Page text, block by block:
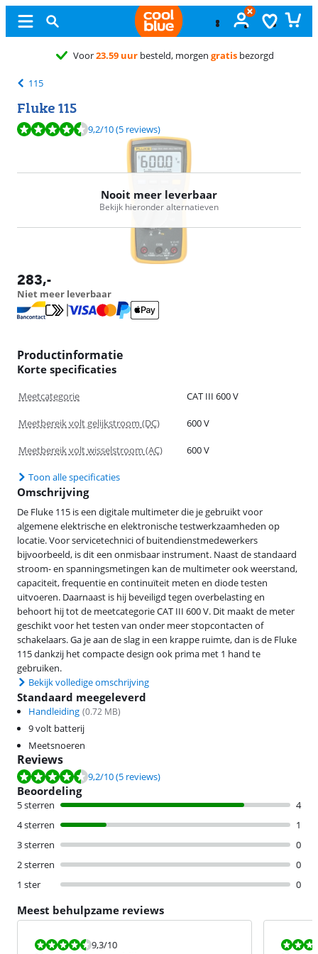
115
Fluke 115
Beoordeling is 9,2 van de 10, gebaseerd op 5 reviews.
9,2/10(5 reviews)
Nooit meer leverbaar
Bekijk hieronder alternatieven
283,-
Niet meer leverbaar
Productinformatie
Korte specificaties
Meetcategorie CAT III 600 V
Meetbereik volt gelijkstroom (DC) 600 V
Meetbereik volt wisselstroom (AC) 600 V
Toon alle specificaties
Omschrijving
De Fluke 115 is een digitale multimeter die je gebruikt voor
algemene elektrische en elektronische testwerkzaamheden op
locatie. Voor servicetechnici of buitendienstmedewerkers
bijvoorbeeld, is dit een onmisbaar instrument. Naast de standaard
stroom- en spanningsmetingen kan de multimeter ook weerstand,
capaciteit, frequentie en continuïteit meten en diode testen
uitvoeren. Daarnaast is hij beveiligd tegen overbelasting en
behoort hij tot de meetcategorie CAT III 600 V. Dit maakt de meter
geschikt voor het testen van onder meer stopcontacten of
schakelaars. Ga je aan de slag in een krappe ruimte, dan is de Fluke
115 dankzij het compacte design ook prima met 1 hand te
gebruiken.
Bekijk volledige omschrijving
Standaard meegeleverd
Handleiding (0.72 MB)
9 volt batterij
Meetsnoeren
Reviews
Beoordeling is 9,2 van de 10, gebaseerd op 5 reviews.
9,2/10(5 reviews)
Beoordeling
5 sterren
4
4 sterren
1
3 sterren
0
2 sterren
0
1 ster
0
Meest behulpzame reviews
Beoordeling is 9,3 van de 10.
9,3/10